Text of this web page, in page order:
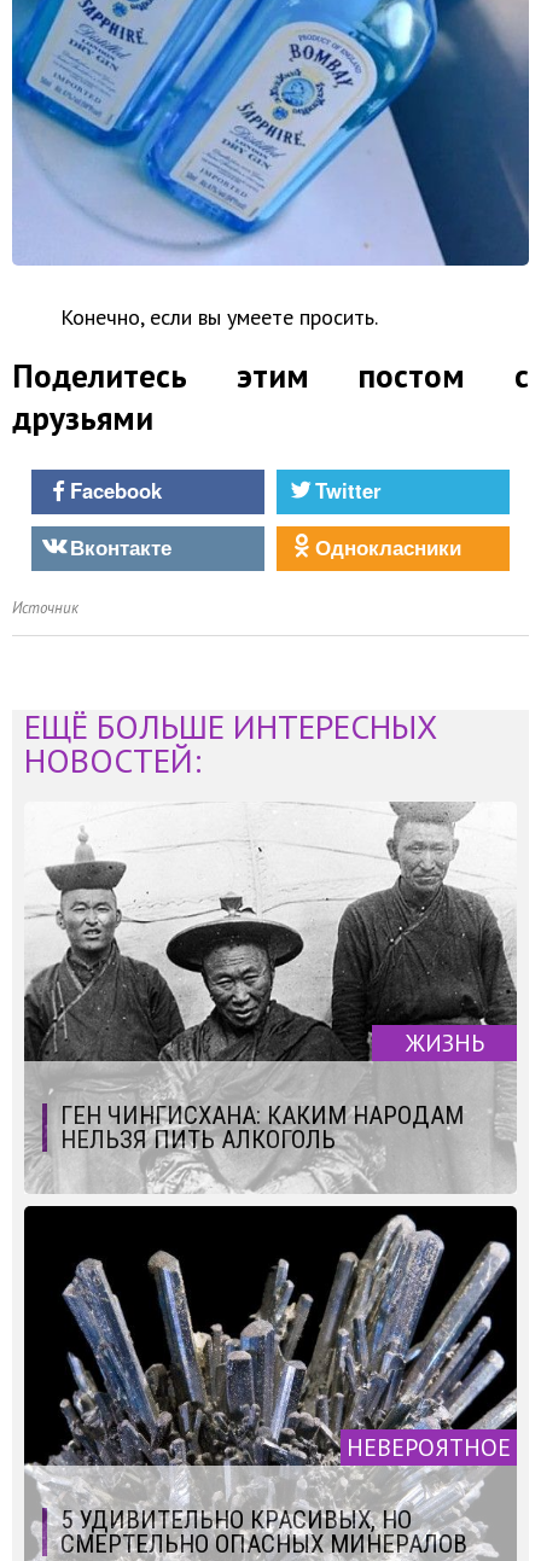
Конечно, если вы умеете просить.
Поделитесь этим постом с
друзьями
Facebook
Twitter
Вконтакте
Однокласники
Источник
ЕЩЁ БОЛЬШЕ ИНТЕРЕСНЫХ
НОВОСТЕЙ:
ЖИЗНЬ
ГЕН ЧИНГИСХАНА: КАКИМ НАРОДАМ
НЕЛЬЗЯ ПИТЬ АЛКОГОЛЬ
НЕВЕРОЯТНОЕ
5 УДИВИТЕЛЬНО КРАСИВЫХ, НО
СМЕРТЕЛЬНО ОПАСНЫХ МИНЕРАЛОВ